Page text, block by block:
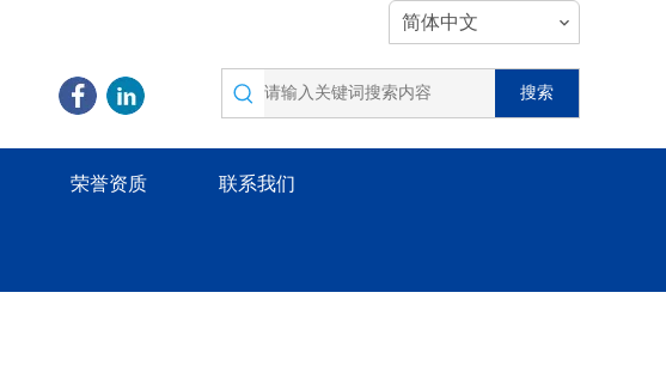
简体中文
搜索
荣誉资质 联系我们